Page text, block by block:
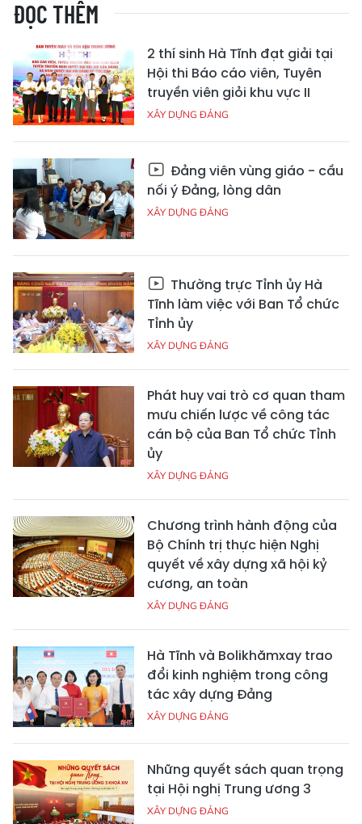
ĐỌC THÊM
2 thí sinh Hà Tĩnh đạt giải tại
Hội thi Báo cáo viên, Tuyên
truyền viên giỏi khu vực II
XÂY DỰNG ĐẢNG
Đảng viên vùng giáo - cầu
nối ý Đảng, lòng dân
XÂY DỰNG ĐẢNG
Thường trực Tỉnh ủy Hà
Tĩnh làm việc với Ban Tổ chức
Tỉnh ủy
XÂY DỰNG ĐẢNG
Phát huy vai trò cơ quan tham
mưu chiến lược về công tác
cán bộ của Ban Tổ chức Tỉnh
ủy
XÂY DỰNG ĐẢNG
Chương trình hành động của
Bộ Chính trị thực hiện Nghị
quyết về xây dựng xã hội kỷ
cương, an toàn
XÂY DỰNG ĐẢNG
Hà Tĩnh và Bolikhămxay trao
đổi kinh nghiệm trong công
tác xây dựng Đảng
XÂY DỰNG ĐẢNG
Những quyết sách quan trọng
tại Hội nghị Trung ương 3
XÂY DỰNG ĐẢNG